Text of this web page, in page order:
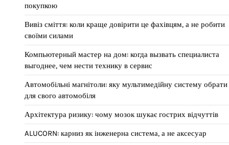
покупкою
Вивіз сміття: коли краще довірити це фахівцям, а не робити
своїми силами
Компьютерный мастер на дом: когда вызвать специалиста
выгоднее, чем нести технику в сервис
Автомобільні магнітоли: яку мультимедійну систему обрати
для свого автомобіля
Архітектура ризику: чому мозок шукає гострих відчуттів
ALUCORN: карниз як інженерна система, а не аксесуар